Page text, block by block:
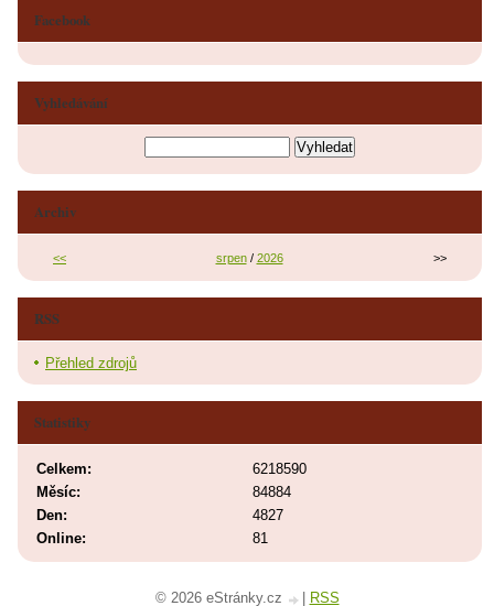
Facebook
Vyhledávání
Archiv
<< srpen/ 2026 >>
RSS
Přehled zdrojů
Statistiky
Online: 81
Celkem:
6218590
Měsíc:
84884
Den:
4827
© 2026 eStránky.cz RSS